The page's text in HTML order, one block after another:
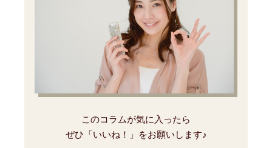
このコラムが気に入ったら
ぜひ「いいね！」をお願いします♪